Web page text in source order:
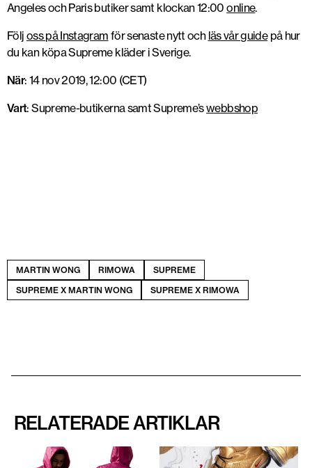
Angeles och Paris butiker samt klockan 12:00online.
Följ oss på Instagram för senaste nytt och läs vår guidepå hur
du kan köpa Supreme kläder i Sverige.
När: 14 nov 2019, 12:00 (CET)
Vart: Supreme-butikerna samt Supreme’swebbshop
MARTIN WONG RIMOWA
SUPREME
SUPREME X MARTIN WONG
SUPREME X RIMOWA
RELATERADE ARTIKLAR